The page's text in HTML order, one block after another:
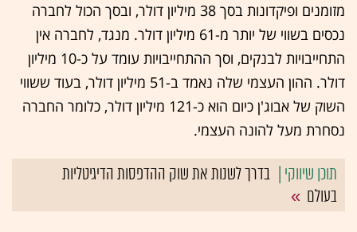
מזומנים ופיקדונות בסך 38 מיליון דולר, ובסך הכול לחברה
נכסים בשווי של יותר מ-61 מיליון דולר. מנגד, לחברה אין
התחייבויות לבנקים, וסך ההתחייבויות עומד על כ-10 מיליון
דולר. ההון העצמי שלה נאמד ב-51 מיליון דולר, בעוד ששווי
השוק של אבוג'ן כיום הוא כ-121 מיליון דולר, כלומר החברה
נסחרת מעל להונה העצמי.
בדרך לשנות את שוק ההדפסות הדיגיטליות
בעולם